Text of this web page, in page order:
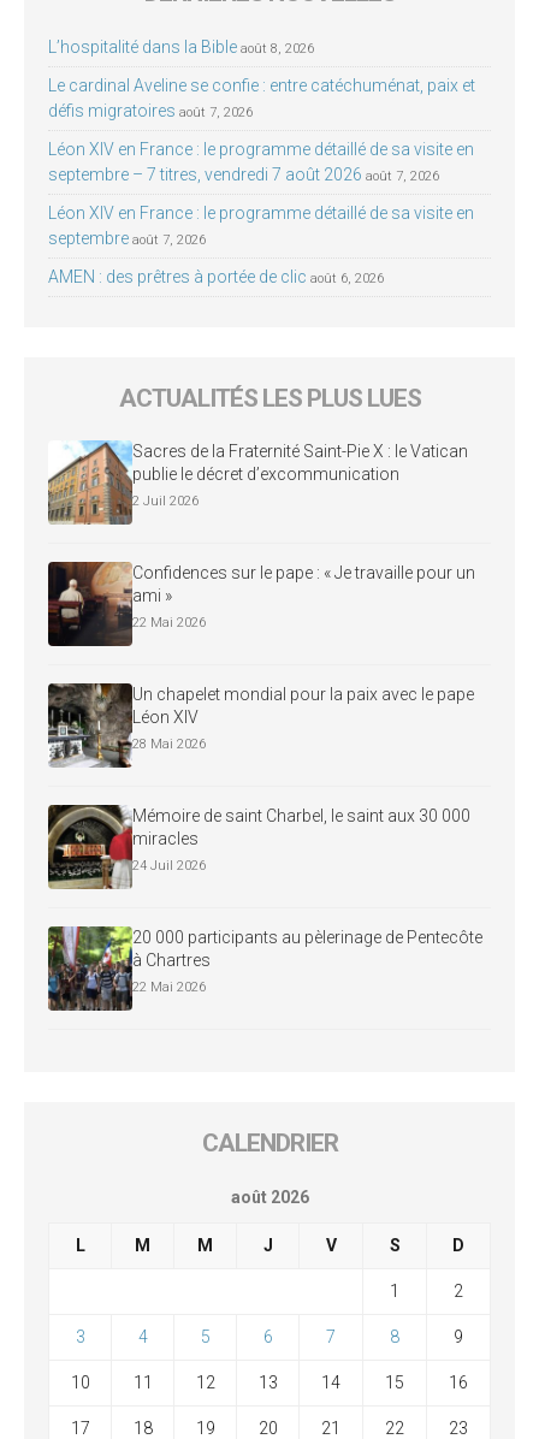
L’hospitalité dans la Bible août 8, 2026
Le cardinal Aveline se confie : entre catéchuménat, paix et
défis migratoires août 7, 2026
Léon XIV en France : le programme détaillé de sa visite en
septembre – 7 titres, vendredi 7 août 2026 août 7, 2026
Léon XIV en France : le programme détaillé de sa visite en
septembre août 7, 2026
AMEN : des prêtres à portée de clic août 6, 2026
ACTUALITÉS LES PLUS LUES
Sacres de la Fraternité Saint-Pie X : le Vatican
publie le décret d’excommunication
2 Juil 2026
Confidences sur le pape : « Je travaille pour un
ami »
22 Mai 2026
Un chapelet mondial pour la paix avec le pape
Léon XIV
28 Mai 2026
Mémoire de saint Charbel, le saint aux 30 000
miracles
24 Juil 2026
20 000 participants au pèlerinage de Pentecôte
à Chartres
22 Mai 2026
CALENDRIER
août 2026
L M M J V S D
1 2
3 4 5 6 7 8 9
10 11 12 13 14 15 16
17 18 19 20 21 22 23